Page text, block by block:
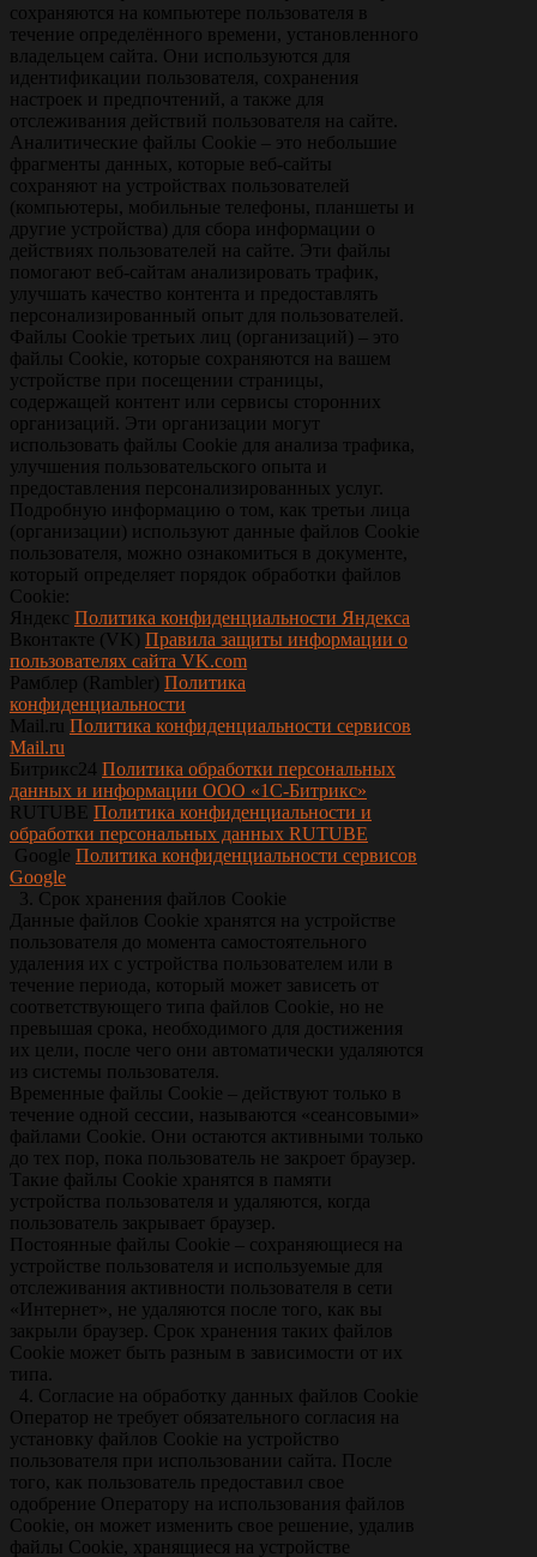
сохраняются на компьютере пользователя в
течение определённого времени, установленного
владельцем сайта. Они используются для
идентификации пользователя, сохранения
настроек и предпочтений, а также для
отслеживания действий пользователя на сайте.
Аналитические файлы Сookie – это небольшие
фрагменты данных, которые веб-сайты
сохраняют на устройствах пользователей
(компьютеры, мобильные телефоны, планшеты и
другие устройства) для сбора информации о
действиях пользователей на сайте. Эти файлы
помогают веб-сайтам анализировать трафик,
улучшать качество контента и предоставлять
персонализированный опыт для пользователей.
Файлы Сookie третьих лиц (организаций) – это
файлы Сookie, которые сохраняются на вашем
устройстве при посещении страницы,
содержащей контент или сервисы сторонних
организаций. Эти организации могут
использовать файлы Сookie для анализа трафика,
улучшения пользовательского опыта и
предоставления персонализированных услуг.
Подробную информацию о том, как третьи лица
(организации) используют данные файлов Сookie
пользователя, можно ознакомиться в документе,
который определяет порядок обработки файлов
Сookie:
Яндекс Политика конфиденциальности Яндекса
Вконтакте (VK) Правила защиты информации о
пользователях сайта VK.com
Рамблер (Rambler) Политика
конфиденциальности
Mail.ru Политика конфиденциальности сервисов
Mail.ru
Битрикс24 Политика обработки персональных
данных и информации ООО «1С-Битрикс»
RUTUBE Политика конфиденциальности и
обработки персональных данных RUTUBE
Google Политика конфиденциальности сервисов
Google
3. Срок хранения файлов Сookie
Данные файлов Сookie хранятся на устройстве
пользователя до момента самостоятельного
удаления их с устройства пользователем или в
течение периода, который может зависеть от
соответствующего типа файлов Сookie, но не
превышая срока, необходимого для достижения
их цели, после чего они автоматически удаляются
из системы пользователя.
Временные файлы Сookie – действуют только в
течение одной сессии, называются «сеансовыми»
файлами Сookie. Они остаются активными только
до тех пор, пока пользователь не закроет браузер.
Такие файлы Сookie хранятся в памяти
устройства пользователя и удаляются, когда
пользователь закрывает браузер.
Постоянные файлы Сookie – сохраняющиеся на
устройстве пользователя и используемые для
отслеживания активности пользователя в сети
«Интернет», не удаляются после того, как вы
закрыли браузер. Срок хранения таких файлов
Сookie может быть разным в зависимости от их
типа.
4. Согласие на обработку данных файлов Cookie
Оператор не требует обязательного согласия на
установку файлов Сookie на устройство
пользователя при использовании сайта. После
того, как пользователь предоставил свое
одобрение Оператору на использования файлов
Сookie, он может изменить свое решение, удалив
файлы Cookie, хранящиеся на устройстве